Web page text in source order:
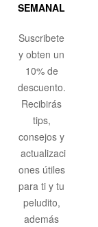
SEMANAL
Suscribete
y obten un
10% de
descuento.
Recibirás
tips,
consejos y
actualizaci
ones útiles
para ti y tu
peludito,
además